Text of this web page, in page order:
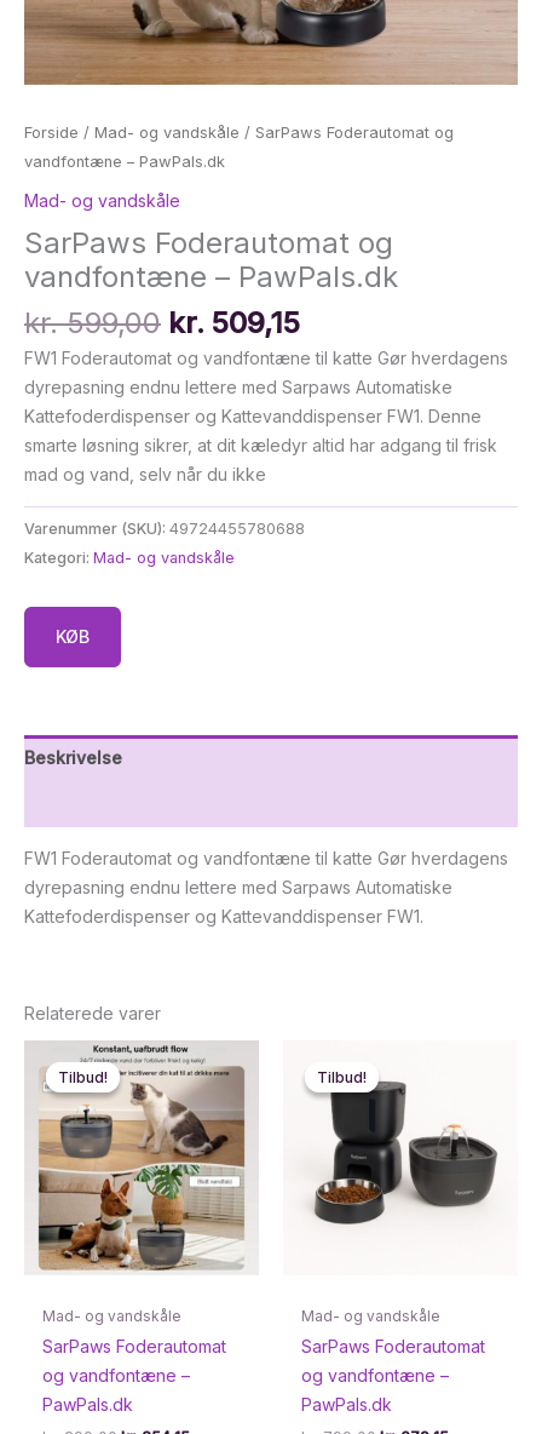
Forside / Mad- og vandskåle / SarPaws Foderautomat og
vandfontæne – PawPals.dk
Mad- og vandskåle
SarPaws Foderautomat og
vandfontæne – PawPals.dk
kr.599,00 Den
oprindelige
pris
var:
kr. 599,00.
kr. 509,15Den
aktuelle
pris
er:
kr. 509,15.
FW1 Foderautomat og vandfontæne til katte Gør hverdagens
dyrepasning endnu lettere med Sarpaws Automatiske
Kattefoderdispenser og Kattevanddispenser FW1. Denne
smarte løsning sikrer, at dit kæledyr altid har adgang til frisk
mad og vand, selv når du ikke
Varenummer (SKU): 49724455780688
Kategori: Mad- og vandskåle
KØB
Beskrivelse
FW1 Foderautomat og vandfontæne til katte Gør hverdagens
dyrepasning endnu lettere med Sarpaws Automatiske
Kattefoderdispenser og Kattevanddispenser FW1.
Relaterede varer
Tilbud!
Tilbud!
Mad- og vandskåle
SarPaws Foderautomat
og vandfontæne –
PawPals.dk
Tilbud!
Tilbud!
Mad- og vandskåle
SarPaws Foderautomat
og vandfontæne –
PawPals.dk